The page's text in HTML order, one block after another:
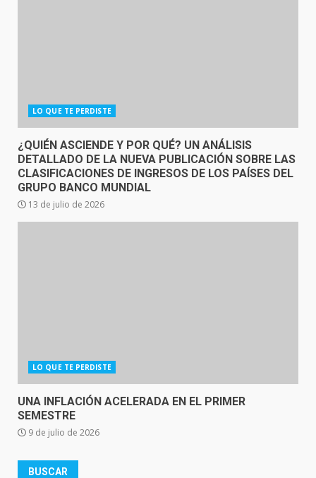
LO QUE TE PERDISTE
¿QUIÉN ASCIENDE Y POR QUÉ? UN ANÁLISIS
DETALLADO DE LA NUEVA PUBLICACIÓN SOBRE LAS
CLASIFICACIONES DE INGRESOS DE LOS PAÍSES DEL
GRUPO BANCO MUNDIAL
13 de julio de 2026
LO QUE TE PERDISTE
UNA INFLACIÓN ACELERADA EN EL PRIMER
SEMESTRE
9 de julio de 2026
BUSCAR